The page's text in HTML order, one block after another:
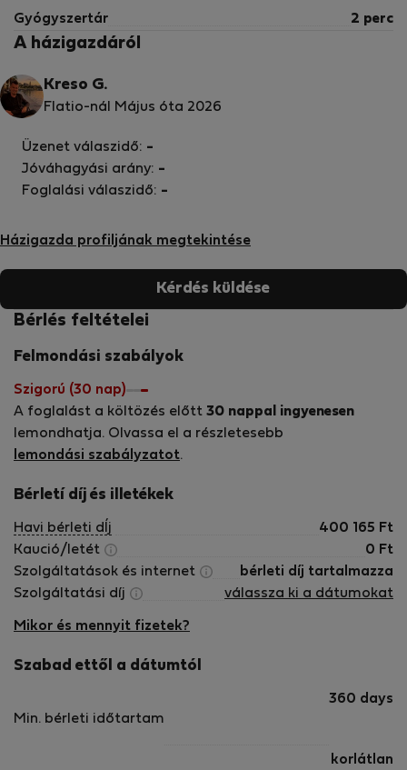
Gyógyszertár 2 perc
A házigazdáról
Kreso G.
Flatio-nál Május óta 2026
Házigazda profiljának megtekintése
Üzenet válaszidő: -
Jóváhagyási arány: -
Foglalási válaszidő: -
Kérdés küldése
Bérlés feltételei
Felmondási szabályok
Szigorú (30 nap)
A foglalást a költözés előtt 30 nappal ingyenesen
lemondhatja. Olvassa el a részletesebb
lemondási szabályzatot.
Bérletí díj és illetékek
Havi bérleti dÍj 400 165 Ft
Kaució/letét
0 Ft
Szolgáltatások és internet
bérleti díj tartalmazza
Szolgáltatási díj
válassza ki a dátumokat
Mikor és mennyit fizetek?
Szabad ettől a dátumtól
Min. bérleti időtartam
360 days
korlátlan